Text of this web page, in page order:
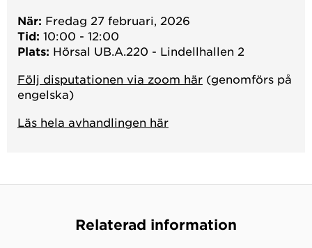
När: Fredag 27 februari, 2026
Tid: 10:00 - 12:00
Plats: Hörsal UB.A.220 - Lindellhallen 2
Följ disputationen via zoom här (genomförs på
engelska)
Läs hela avhandlingen här
Relaterad information